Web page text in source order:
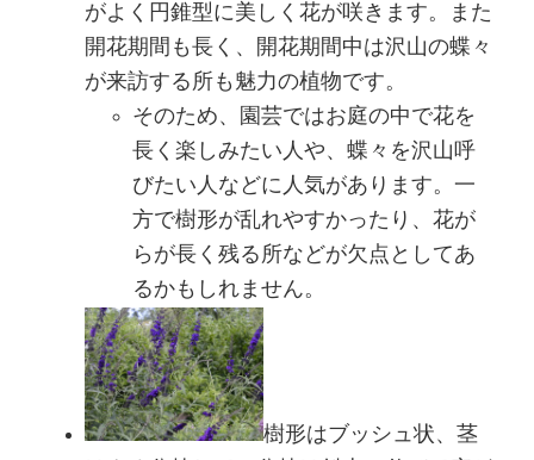
がよく円錐型に美しく花が咲きます。また
開花期間も長く、開花期間中は沢山の蝶々
が来訪する所も魅力の植物です。
そのため、園芸ではお庭の中で花を
長く楽しみたい人や、蝶々を沢山呼
びたい人などに人気があります。一
方で樹形が乱れやすかったり、花が
らが長く残る所などが欠点としてあ
るかもしれません。
樹形はブッシュ状、茎